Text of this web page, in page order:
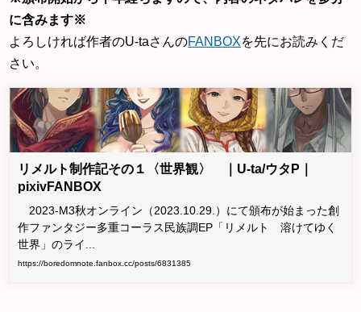
に含みます※
よろしければ作者のU-taさんのFANBOXを先にお読みくだ
さい。
リメルト制作記その１〈世界観〉 ｜U-ta/ウタP｜
pixivFANBOX
2023-M3秋オンライン（2023.10.29.）にて頒布が始まった創
作ファンタジー多重コーラス民族調EP「リメルト 溶けてゆく
世界」のライ...
https://boredomnote.fanbox.cc/posts/6831385